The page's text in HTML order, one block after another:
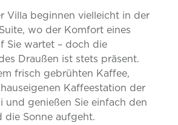
Villa beginnen vielleicht in der
wo der Komfort eines
Sie wartet – doch die
Draußen ist stets präsent.
frisch gebrühten Kaffee,
Kaffeestation der
und genießen Sie einfach den
die Sonne aufgeht.